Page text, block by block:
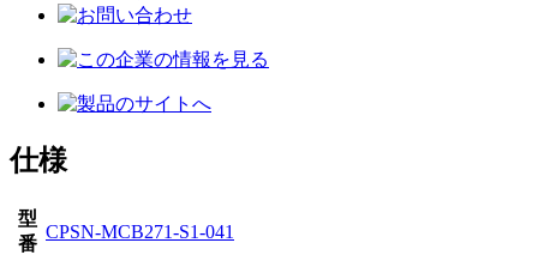
仕様
型
番
CPSN-MCB271-S1-041